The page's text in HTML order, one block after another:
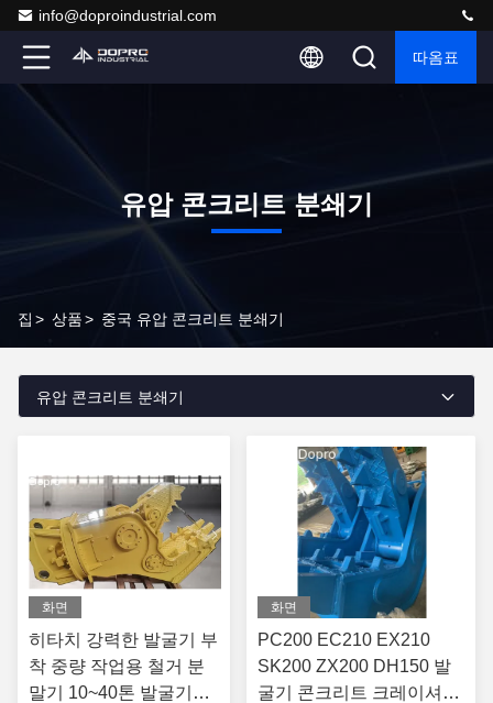
info@doproindustrial.com
따옴표
유압 콘크리트 분쇄기
집 > 상품> 중국 유압 콘크리트 분쇄기
유압 콘크리트 분쇄기
화면
히타치 강력한 발굴기 부
착 중량 작업용 철거 분
말기 10~40톤 발굴기용
화면
PC200 EC210 EX210
SK200 ZX200 DH150 발
굴기 콘크리트 크레이셔너